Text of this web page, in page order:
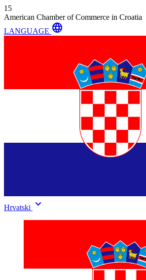
15
American Chamber of Commerce in Croatia
LANGUAGE language
Hrvatski keyboard_arrow_down